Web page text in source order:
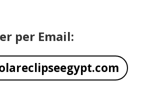
per Email: